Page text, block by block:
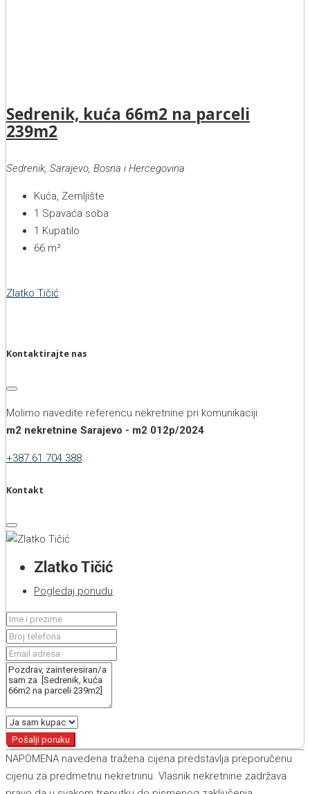
Sedrenik, kuća 66m2 na parceli
239m2
Sedrenik, Sarajevo, Bosna i Hercegovina
Kuća, Zemljište
1 Spavaća soba
1 Kupatilo
66 m²
Zlatko Tičić
Kontaktirajte nas
Molimo navedite referencu nekretnine pri komunikaciji
m2 nekretnine Sarajevo - m2 012p/2024
+387 61 704 388
Kontakt
Zlatko Tičić
Pogledaj ponudu
Pošalji poruku
NAPOMENA navedena tražena cijena predstavlja preporučenu
cijenu za predmetnu nekretninu. Vlasnik nekretnine zadržava